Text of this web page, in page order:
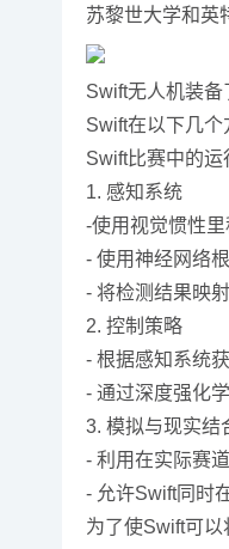
苏黎世大学和英
Swift无人机装备
Swift在以下几个
Swift比赛中的运
1. 感知系统
-使用视觉惯性
- 使用神经网络
- 将检测结果映
2. 控制策略
- 根据感知系统
- 通过深度强化
3. 模拟与现实结
- 利用在实际赛
- 允许Swift同时
为了使Swift可